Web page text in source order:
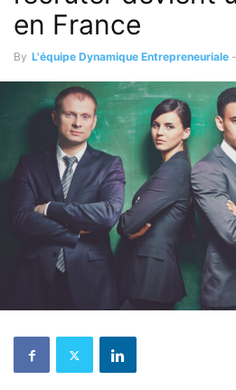
en France
By L'équipe Dynamique Entrepreneuriale -